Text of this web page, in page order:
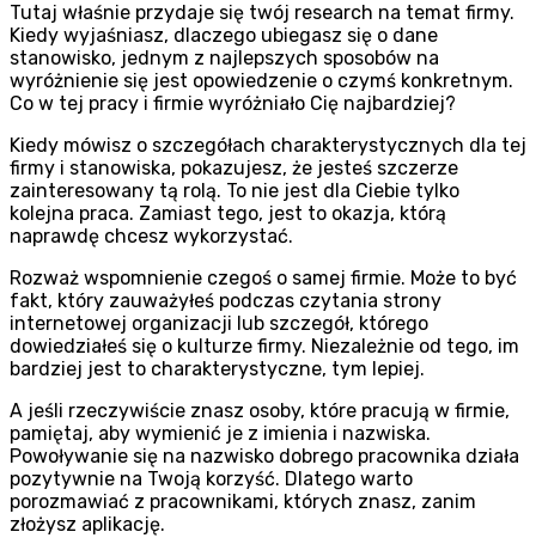
Tutaj właśnie przydaje się twój research na temat firmy.
Kiedy wyjaśniasz, dlaczego ubiegasz się o dane
stanowisko, jednym z najlepszych sposobów na
wyróżnienie się jest opowiedzenie o czymś konkretnym.
Co w tej pracy i firmie wyróżniało Cię najbardziej?
Kiedy mówisz o szczegółach charakterystycznych dla tej
firmy i stanowiska, pokazujesz, że jesteś szczerze
zainteresowany tą rolą. To nie jest dla Ciebie tylko
kolejna praca. Zamiast tego, jest to okazja, którą
naprawdę chcesz wykorzystać.
Rozważ wspomnienie czegoś o samej firmie. Może to być
fakt, który zauważyłeś podczas czytania strony
internetowej organizacji lub szczegół, którego
dowiedziałeś się o kulturze firmy. Niezależnie od tego, im
bardziej jest to charakterystyczne, tym lepiej.
A jeśli rzeczywiście znasz osoby, które pracują w firmie,
pamiętaj, aby wymienić je z imienia i nazwiska.
Powoływanie się na nazwisko dobrego pracownika działa
pozytywnie na Twoją korzyść. Dlatego warto
porozmawiać z pracownikami, których znasz, zanim
złożysz aplikację.